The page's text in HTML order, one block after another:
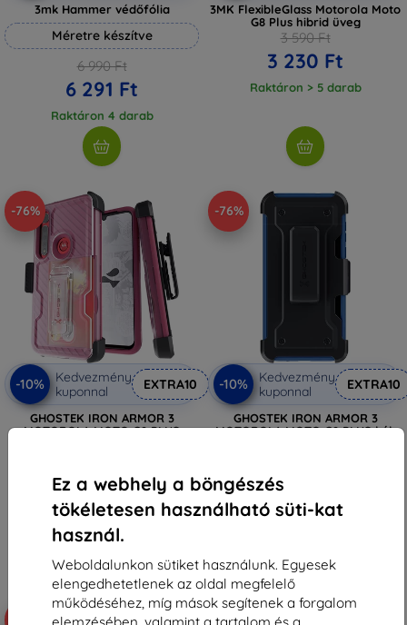
Ez a webhely a böngészés
tökéletesen használható süti-kat
használ.
Weboldalunkon sütiket használunk. Egyesek
elengedhetetlenek az oldal megfelelő
működéséhez, míg mások segítenek a forgalom
elemzésében, valamint a tartalom és a
3mk Hammer védőfólia
Méretre készítve
6 990 Ft
6 291 Ft
Raktáron 4 darab
3MK FlexibleGlass Motorola Moto
G8 Plus hibrid üveg
3 590 Ft
3 230 Ft
Raktáron > 5 darab
-76%
-10%
Kedvezmény
kuponnal
EXTRA10
GHOSTEK IRON ARMOR 3
MOTOROLA MOTO G8 PLUS
2 331 Ft
Utolsó darab raktáron
-76%
-10%
Kedvezmény
kuponnal
EXTRA10
GHOSTEK IRON ARMOR 3
MOTOROLA MOTO G8 PLUS kék
2 331 Ft
Raktáron 4 darab
-14%